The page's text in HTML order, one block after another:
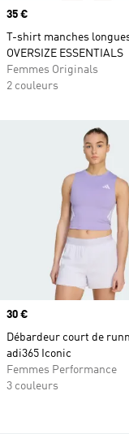
Prix
35 €
T-shirt manches
OVERSIZE ESSENTIALS
Femmes Originals
2 couleurs
Prix
30 €
Débardeur court de
adi365 Iconic
Femmes Performance
3 couleurs